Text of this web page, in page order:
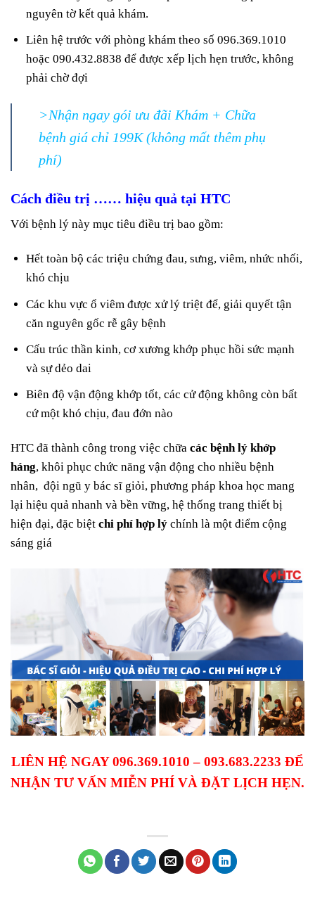
nguyên tờ kết quả khám.
Liên hệ trước với phòng khám theo số 096.369.1010
hoặc 090.432.8838 để được xếp lịch hẹn trước, không
phải chờ đợi
>Nhận ngay gói ưu đãi Khám + Chữa
bệnh giá chỉ 199K (không mất thêm phụ
phí)
Cách điều trị …… hiệu quả tại HTC
Với bệnh lý này mục tiêu điều trị bao gồm:
Hết toàn bộ các triệu chứng đau, sưng, viêm, nhức nhối,
khó chịu
Các khu vực ổ viêm được xử lý triệt để, giải quyết tận
căn nguyên gốc rễ gây bệnh
Cấu trúc thần kinh, cơ xương khớp phục hồi sức mạnh
và sự dẻo dai
Biên độ vận động khớp tốt, các cử động không còn bất
cứ một khó chịu, đau đớn nào
HTC đã thành công trong việc chữa các bệnh lý khớp
háng, khôi phục chức năng vận động cho nhiều bệnh
nhân, đội ngũ y bác sĩ giỏi, phương pháp khoa học mang
lại hiệu quả nhanh và bền vững, hệ thống trang thiết bị
hiện đại, đặc biệt chi phí hợp lý chính là một điểm cộng
sáng giá
LIÊN HỆ NGAY 096.369.1010 – 093.683.2233 ĐỂ
NHẬN TƯ VẤN MIỄN PHÍ VÀ ĐẶT LỊCH HẸN.